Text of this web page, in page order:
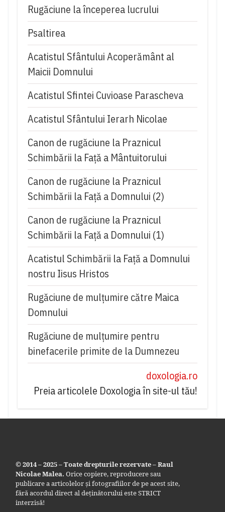
Rugăciune la începerea lucrului
Psaltirea
Acatistul Sfântului Acoperământ al
Maicii Domnului
Acatistul Sfintei Cuvioase Parascheva
Acatistul Sfântului Ierarh Nicolae
Canon de rugăciune la Praznicul
Schimbării la Față a Mântuitorului
Canon de rugăciune la Praznicul
Schimbării la Faţă a Domnului (2)
Canon de rugăciune la Praznicul
Schimbării la Faţă a Domnului (1)
Acatistul Schimbării la Faţă a Domnului
nostru Iisus Hristos
Rugăciune de mulţumire către Maica
Domnului
Rugăciune de mulțumire pentru
binefacerile primite de la Dumnezeu
doxologia.ro
Preia articolele Doxologia în site-ul tău!
© 2014 – 2025 – Toate drepturile rezervate – Raul
Nicolae Malea. Orice copiere, reproducere sau
publicare a articolelor și fotografiilor de pe acest site,
fără acordul direct al deținătorului este STRICT
interzisă!